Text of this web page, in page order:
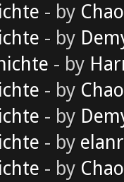
- by
- by
- by
- by
- by
- by
- by